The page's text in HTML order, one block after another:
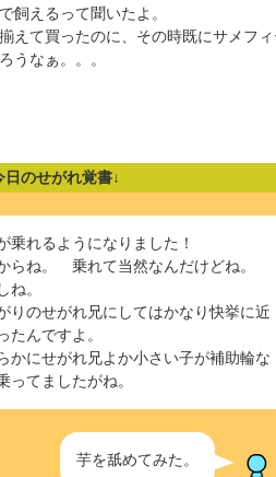
飼えるって聞いたよ。
えて買ったのに、その時既にサメフ
うなぁ。。。
日のせがれ覚書↓
乗れるようになりました！
らね。 乗れて当然なんだけどね。
ね。
りのせがれ兄にしてはかなり快挙に近
たんですよ。
かにせがれ兄よか小さい子が補助輪な
ってましたがね。
芋を舐めてみた。